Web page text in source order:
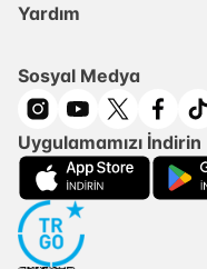
Yardım
Sosyal Medya
Uygulamamızı İndirin